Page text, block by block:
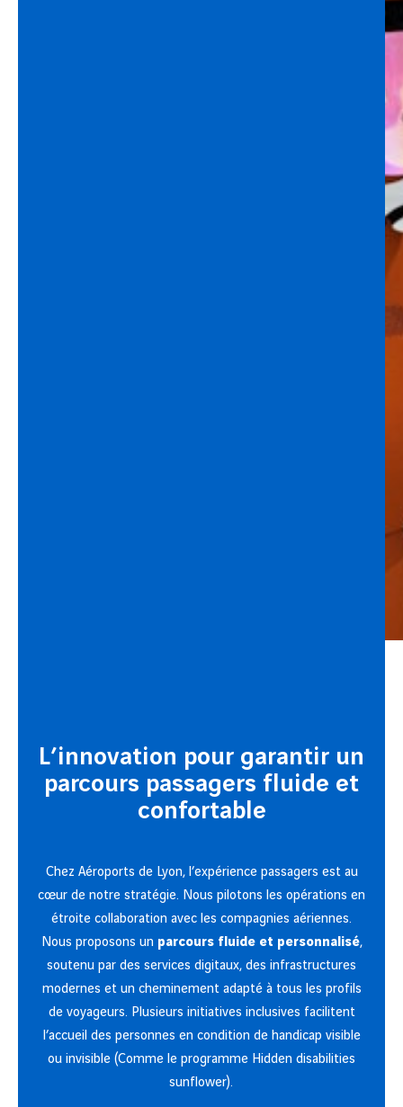
L’innovation pour garantir un
parcours passagers fluide et
confortable
Chez Aéroports de Lyon, l’expérience passagers est au
cœur de notre stratégie. Nous pilotons les opérations en
étroite collaboration avec les compagnies aériennes.
Nous proposons un parcours fluide et personnalisé,
soutenu par des services digitaux, des infrastructures
modernes et un cheminement adapté à tous les profils
de voyageurs. Plusieurs initiatives inclusives facilitent
l’accueil des personnes en condition de handicap visible
ou invisible (Comme le programme Hidden disabilities
sunflower).